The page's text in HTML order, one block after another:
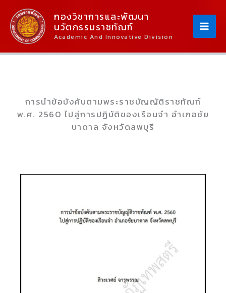
Content
Content
กองวิชาการและพัฒนา
นวัตกรรมราชทัณฑ์
Academic And Innovative Division
การนําข้อบังคับตามพระราชบัญญัติราชทัณฑ์
พ.ศ. 2560 ไปสู่การปฏิบัติของเรือนจํา อําเภอชัย
บาดาล จังหวัดลพบุรี